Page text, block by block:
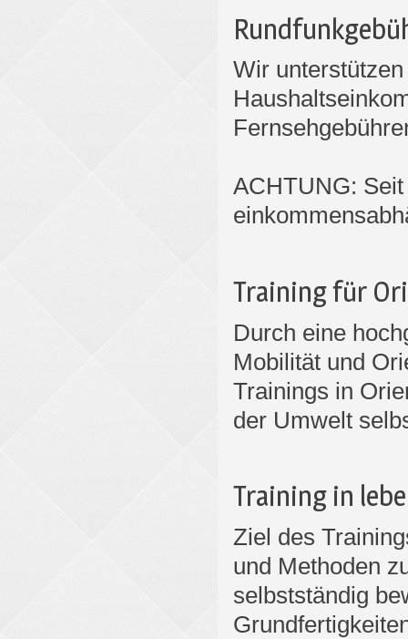
Wir
ACHTUNG:
Training für
Durch eine
Mobilität und
Trainings in
der Umwelt
Training in
Ziel des
und Methoden
selbstständig